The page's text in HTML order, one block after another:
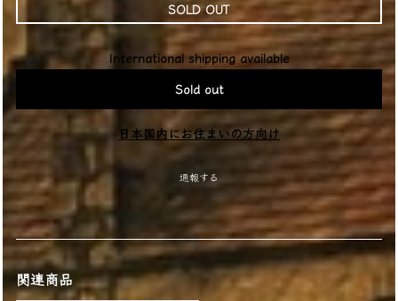
SOLD OUT
International shipping available
Sold out
日本国内にお住まいの方向け
通報する
関連商品